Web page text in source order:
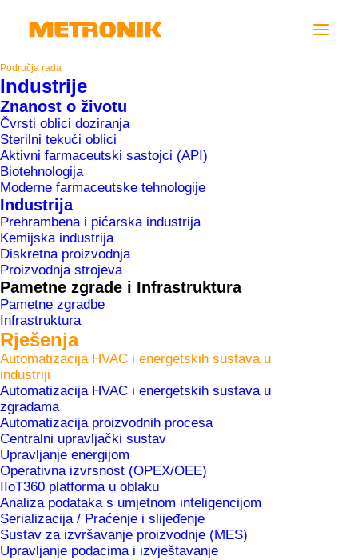
Područja rada
Industrije
Znanost o životu
Čvrsti oblici doziranja
Sterilni tekući oblici
Aktivni farmaceutski sastojci (API)
Biotehnologija
Moderne farmaceutske tehnologije
Industrija
Prehrambena i pićarska industrija
Kemijska industrija
Diskretna proizvodnja
Proizvodnja strojeva
Pametne zgrade i Infrastruktura
Pametne zgradbe
Infrastruktura
Rješenja
Automatizacija HVAC i energetskih sustava u
industriji
Automatizacija HVAC i energetskih sustava u
zgradama
Automatizacija proizvodnih procesa
Centralni upravljački sustav
Upravljanje energijom
Operativna izvrsnost (OPEX/OEE)
IIoT360 platforma u oblaku
Analiza podataka s umjetnom inteligencijom
Serializacija / Praćenje i slijeđenje
Sustav za izvršavanje proizvodnje (MES)
Upravljanje podacima i izvještavanje
AUTOMATIZACIJA
HVAC I
ENERGETSKIH
SUSTAVA U
INDUSTRIJI
Home
Automatizacija HVAC i energetskih
sustava u industriji
RJEŠENJA